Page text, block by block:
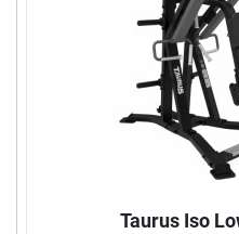
Taurus Iso